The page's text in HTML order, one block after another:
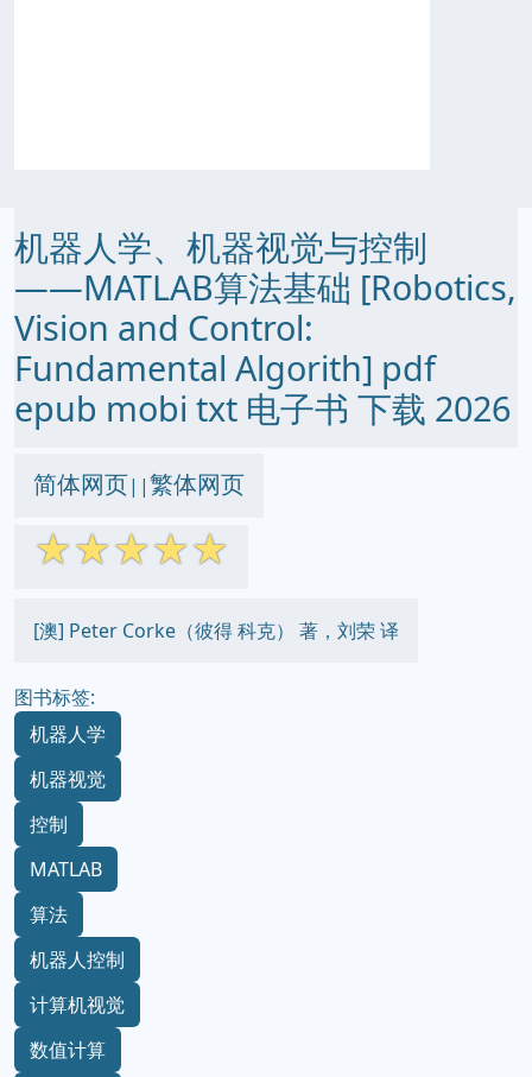
机器人学、机器视觉与控制
――MATLAB算法基础 [Robotics,
Vision and Control:
Fundamental Algorith] pdf
epub mobi txt 电子书 下载 2026
简体网页||繁体网页
☆☆☆☆☆
[澳] Peter Corke（彼得 科克） 著，刘荣 译
图书标签:
机器人学
机器视觉
控制
MATLAB
算法
机器人控制
计算机视觉
数值计算